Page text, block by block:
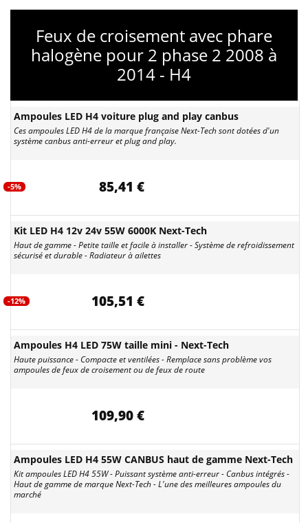
Feux de croisement avec phare
halogène pour 2 phase 2 2008 à
2014 - H4
Ampoules LED H4 voiture plug and play canbus
Ces ampoules LED H4 de la marque française Next-Tech sont dotées d'un
système canbus anti-erreur et plug and play.
-5% 85,41 €
Kit LED H4 12v 24v 55W 6000K Next-Tech
Haut de gamme - Petite taille et facile à installer - Système de refroidissement
sécurisé et durable - Radiateur à ailettes
-12% 105,51 €
Ampoules H4 LED 75W taille mini - Next-Tech
Haute puissance - Compacte et ventilées - Remplace sans problème vos
ampoules de feux de croisement ou de feux de route
109,90 €
Ampoules LED H4 55W CANBUS haut de gamme Next-Tech
Kit ampoules LED H4 55W - Puissant système anti-erreur - Canbus intégrés -
Haut de gamme de marque Next-Tech - L'une des meilleures ampoules du
marché